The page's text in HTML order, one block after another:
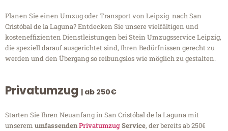
Planen Sie einen Umzug oder Transport von Leipzig nach San
Cristóbal de la Laguna? Entdecken Sie unsere vielfältigen und
kosteneffizienten Dienstleistungen bei Stein Umzugsservice Leipzig,
die speziell darauf ausgerichtet sind, Ihren Bedürfnissen gerecht zu
werden und den Übergang so reibungslos wie möglich zu gestalten.
Privatumzug | ab 250€
Starten Sie Ihren Neuanfang in San Cristóbal de la Laguna mit
unserem umfassendenPrivatumzugService, der bereits ab 250€